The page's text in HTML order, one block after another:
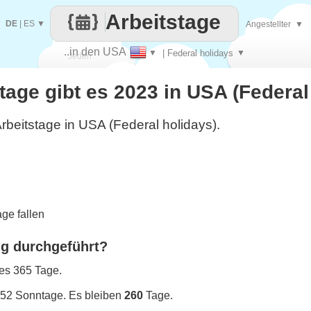
Jeden
Tag
..in den USA ▼ | Federal holidays ▼
Arbeitstage
DE ES ▼ Angestellter ▼
gibt es 2023 in USA
in USA (Federal holidays).
fallen
durchgeführt?
365 Tage.
Sonntage. Es bleiben 260 Tage.